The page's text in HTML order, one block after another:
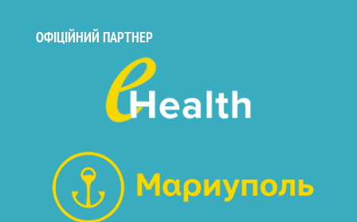
ОФІЦІЙНИЙ ПАРТНЕР